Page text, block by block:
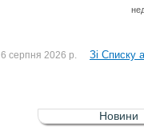
До
6 серпня 2026 р. Зі Списку
5 серпня 2026 р. Зі списку
Новини